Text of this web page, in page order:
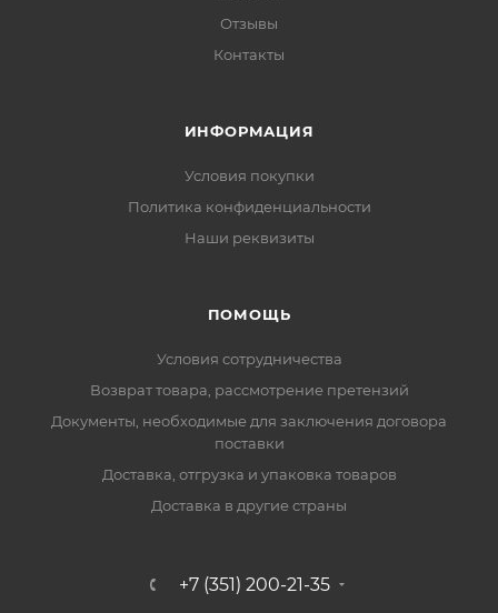
Отзывы
Контакты
ИНФОРМАЦИЯ
Условия покупки
Политика конфиденциальности
Наши реквизиты
ПОМОЩЬ
Условия сотрудничества
Возврат товара, рассмотрение претензий
Документы, необходимые для заключения договора
поставки
Доставка, отгрузка и упаковка товаров
Доставка в другие страны
+7 (351) 200-21-35